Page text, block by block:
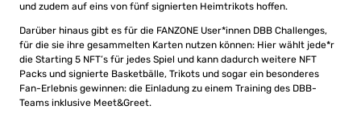
und zudem auf eins von fünf signierten Heimtrikots hoffen.
Darüber hinaus gibt es für die FANZONE User*innen DBB Challenges,
für die sie ihre gesammelten Karten nutzen können: Hier wählt jede*r
die Starting 5 NFT’s für jedes Spiel und kann dadurch weitere NFT
Packs und signierte Basketbälle, Trikots und sogar ein besonderes
Fan-Erlebnis gewinnen: die Einladung zu einem Training des DBB-
Teams inklusive Meet&Greet.